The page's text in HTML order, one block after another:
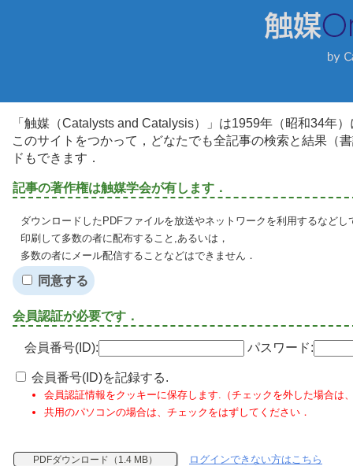
「触媒（Catalysts and Catalysis）」は1959年（昭和34年
このサイトをつかって，どなたでも全記事の検索と結果（
ドもできます．
記事の著作権は触媒学会が有します．
ダウンロードしたPDFファイルを放送やネットワークを利用するなど
印刷して多数の者に配布すること,あるいは，
多数の者にメール配信することなどはできません．
同意する
会員認証が必要です．
会員番号(ID): パスワード:
会員番号(ID)を記録する.
会員認証情報をクッキーに保存します.（チェックを外した場合は
共用のパソコンの場合は、チェックをはずしてください．
PDFダウンロード（1.4 MB）
ログインできない方はこちら